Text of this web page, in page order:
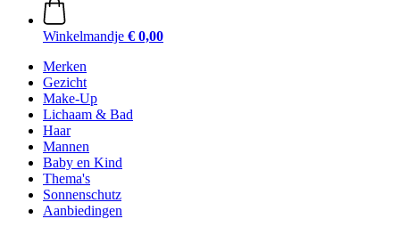
Winkelmandje € 0,00
Merken
Gezicht
Make-Up
Lichaam & Bad
Haar
Mannen
Baby en Kind
Thema's
Sonnenschutz
Aanbiedingen